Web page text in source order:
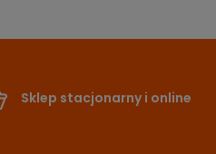
Sklep stacjonarny i online